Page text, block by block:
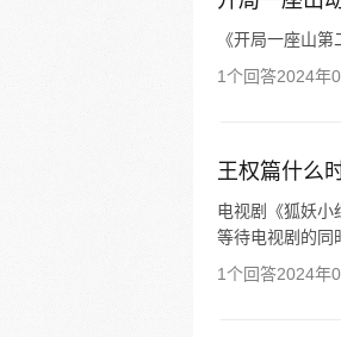
《开局一座山
1个回答2024年
王权篇什么
电视剧《狐妖小
等待电视剧的同
1个回答2024年